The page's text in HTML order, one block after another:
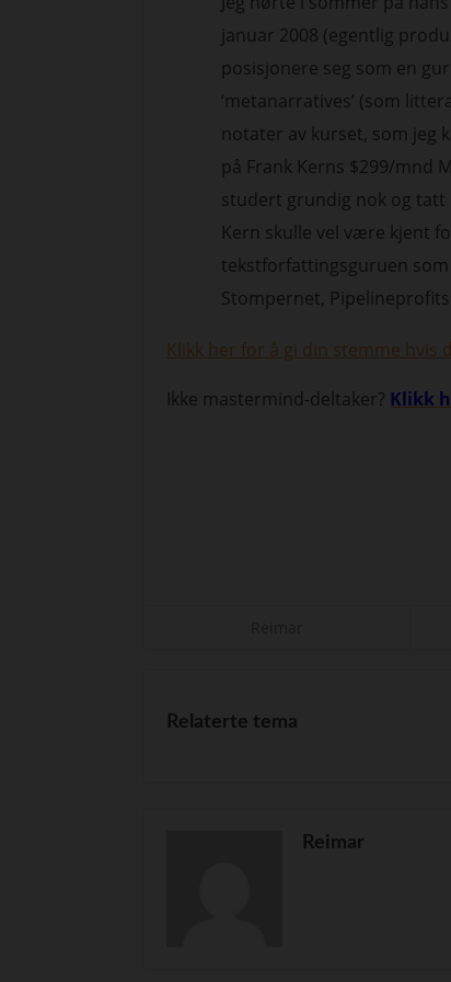
januar 2008 (egentlig
posisjonere seg som en
‘metanarratives’ (som
notater av kurset, som jeg
på Frank Kerns $299/mnd
studert grundig nok og
Kern skulle vel være kjent
tekstforfattingsguruen
Stompernet,
Klikk her for å gi din stemme hvis
Ikke mastermind-deltaker? Klikk
Relaterte tema
Reimar